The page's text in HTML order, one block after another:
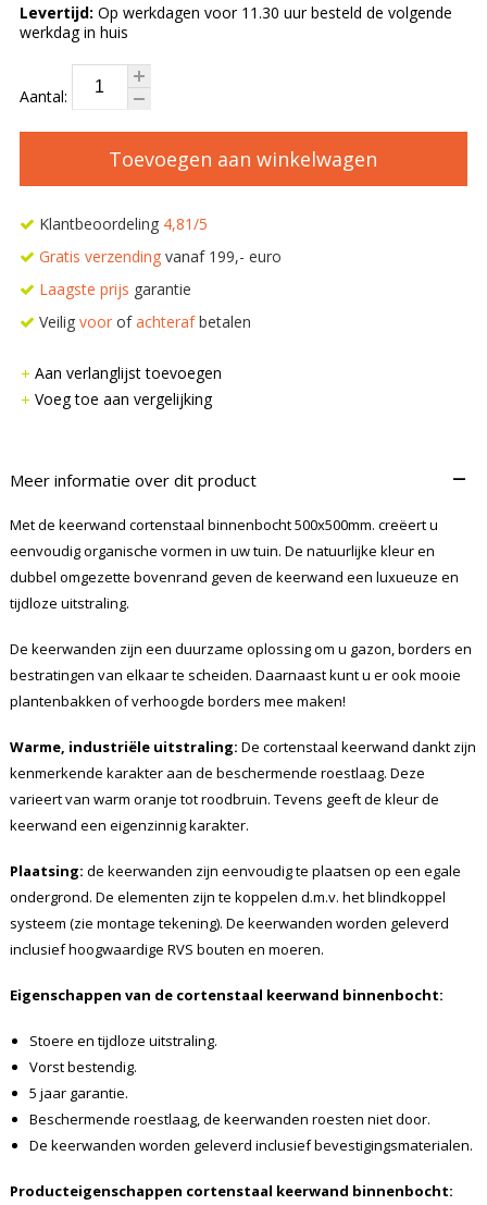
Levertijd: Op werkdagen voor 11.30 uur besteld de volgende
werkdag in huis
Aantal:
Toevoegen aan winkelwagen
Klantbeoordeling 4,81/5
Gratis verzendingvanaf 199,- euro
Laagste prijs garantie
Veilig voorofachterafbetalen
Aan verlanglijst toevoegen
Voeg toe aan vergelijking
Meer informatie over dit product –
Met de keerwand cortenstaal binnenbocht 500x500mm. creëert u
eenvoudig organische vormen in uw tuin. De natuurlijke kleur en
dubbel omgezette bovenrand geven de keerwand een luxueuze en
tijdloze uitstraling.
De keerwanden zijn een duurzame oplossing om u gazon, borders en
bestratingen van elkaar te scheiden. Daarnaast kunt u er ook mooie
plantenbakken of verhoogde borders mee maken!
Warme, industriële uitstraling: De cortenstaal keerwand dankt zijn
kenmerkende karakter aan de beschermende roestlaag. Deze
varieert van warm oranje tot roodbruin. Tevens geeft de kleur de
keerwand een eigenzinnig karakter.
Plaatsing: de keerwanden zijn eenvoudig te plaatsen op een egale
ondergrond. De elementen zijn te koppelen d.m.v. het blindkoppel
systeem (zie montage tekening). De keerwanden worden geleverd
inclusief hoogwaardige RVS bouten en moeren.
Eigenschappen van de cortenstaal keerwand binnenbocht:
Stoere en tijdloze uitstraling.
Vorst bestendig.
5 jaar garantie.
Beschermende roestlaag, de keerwanden roesten niet door.
De keerwanden worden geleverd inclusief bevestigingsmaterialen.
Producteigenschappen cortenstaal keerwand binnenbocht: